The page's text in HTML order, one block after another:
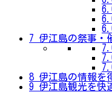
7 伊江島の祭事・
8伊江島の情報を
9 伊江島観光を快